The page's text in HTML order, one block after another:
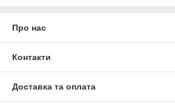
Про нас
Контакти
Доставка та оплата